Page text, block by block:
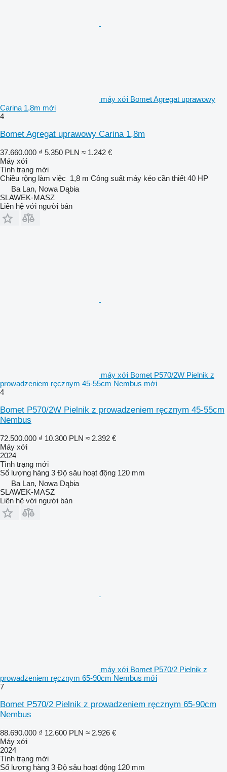
máy xới Bomet Agregat uprawowy
Carina 1,8m mới
4
Bomet Agregat uprawowy Carina 1,8m
37.660.000 ₫ 5.350 PLN ≈ 1.242 €
Máy xới
Tình trạng mới
Chiều rộng làm việc 1,8 m Công suất máy kéo cần thiết 40 HP
Ba Lan, Nowa Dąbia
SLAWEK-MASZ
Liên hệ với người bán
máy xới Bomet P570/2W Pielnik z
prowadzeniem ręcznym 45-55cm Nembus mới
4
Bomet P570/2W Pielnik z prowadzeniem ręcznym 45-55cm
Nembus
72.500.000 ₫ 10.300 PLN ≈ 2.392 €
Máy xới
2024
Tình trạng mới
Số lượng hàng 3 Độ sâu hoạt động 120 mm
Ba Lan, Nowa Dąbia
SLAWEK-MASZ
Liên hệ với người bán
máy xới Bomet P570/2 Pielnik z
prowadzeniem ręcznym 65-90cm Nembus mới
7
Bomet P570/2 Pielnik z prowadzeniem ręcznym 65-90cm
Nembus
88.690.000 ₫ 12.600 PLN ≈ 2.926 €
Máy xới
2024
Tình trạng mới
Số lượng hàng 3 Độ sâu hoạt động 120 mm